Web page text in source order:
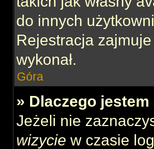
do innych
Rejestracja
wykonał.
Góra
» Dlaczego
Jeżeli nie
wizycie w czasie